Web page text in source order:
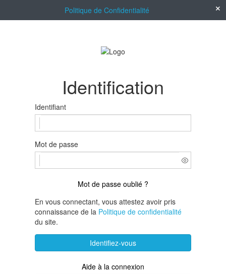
Politique de Confidentialité
Identification
Identifiant
Mot de passe
Mot de passe oublié ?
En vous connectant, vous attestez avoir pris
connaissance de la Politique de confidentialité
du site.
Identifiez-vous
Aide à la connexion